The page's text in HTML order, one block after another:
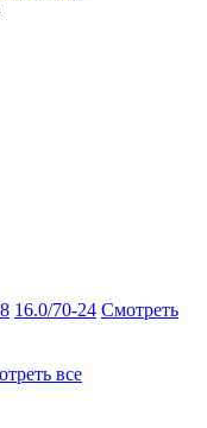
16.0/70-24 Смотреть
все